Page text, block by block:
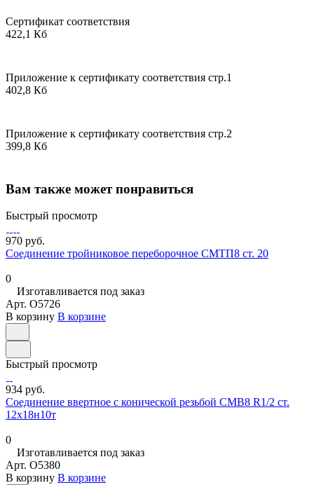
Сертификат соответствия
422,1 Кб
Приложение к сертификату соответствия стр.1
402,8 Кб
Приложение к сертификату соответствия стр.2
399,8 Кб
Вам также может понравиться
Быстрый просмотр
970 руб.
Соединение тройниковое переборочное СМТП8 ст. 20
0
Изготавливается под заказ
Арт. O5726
В корзину В корзине
Быстрый просмотр
934 руб.
Соединение ввертное с конической резьбой СМВ8 R1/2 ст.
12х18н10т
0
Изготавливается под заказ
Арт. O5380
В корзину В корзине